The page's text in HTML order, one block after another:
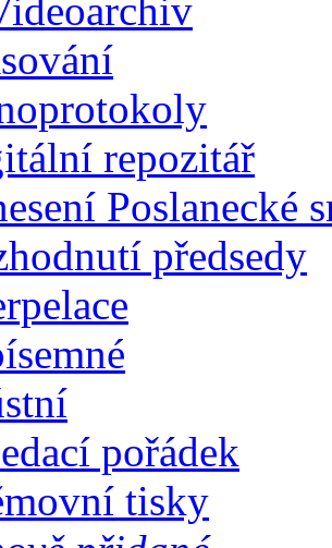
repozitář
Poslanecké
předsedy
pořádek
tisky